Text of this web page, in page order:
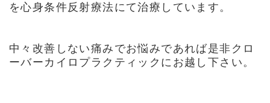
を心身条件反射療法にて治療しています。
中々改善しない痛みでお悩みであれば是非クロ
ーバーカイロプラクティックにお越し下さい。